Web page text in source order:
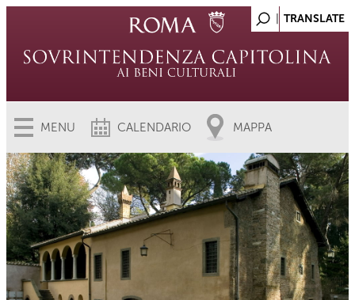
MENU CALENDARIO MAPPA